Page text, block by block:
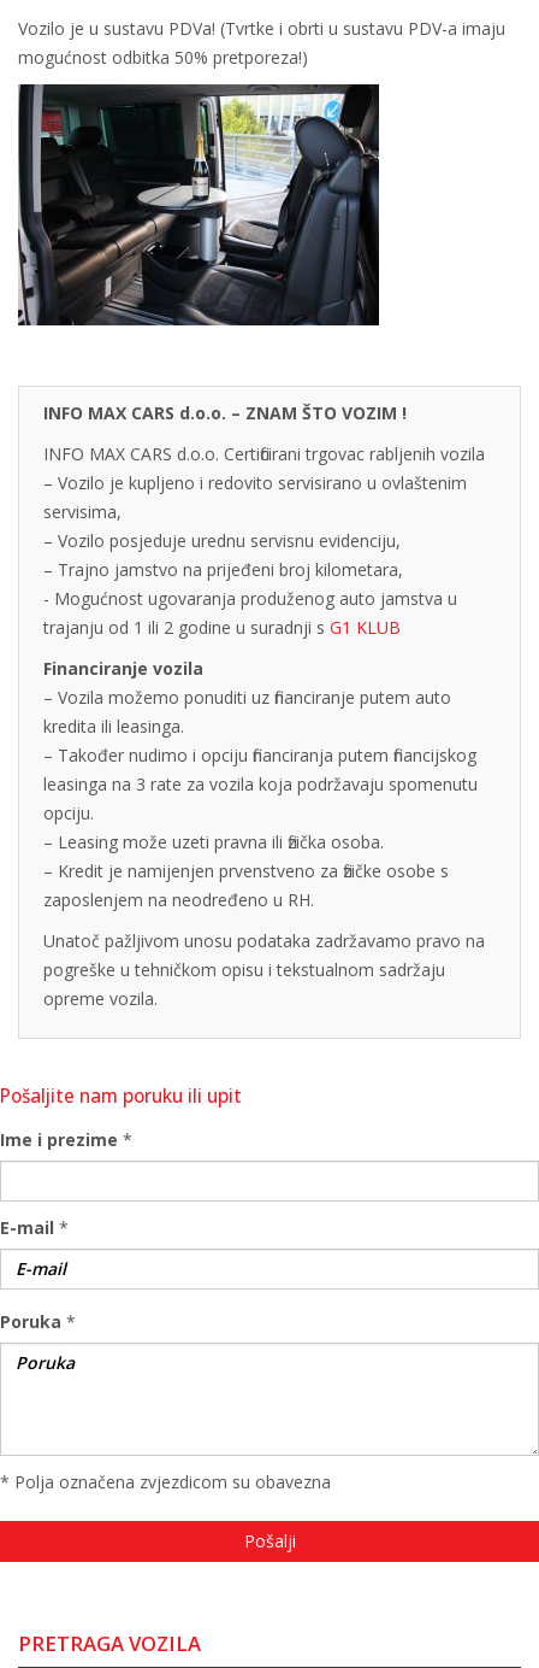
Vozilo je u sustavu PDVa! (Tvrtke i obrti u sustavu PDV-a imaju
mogućnost odbitka 50% pretporeza!)
INFO MAX CARS d.o.o. – ZNAM ŠTO VOZIM !
INFO MAX CARS d.o.o. Certificirani trgovac rabljenih vozila
– Vozilo je kupljeno i redovito servisirano u ovlaštenim
servisima,
– Vozilo posjeduje urednu servisnu evidenciju,
– Trajno jamstvo na prijeđeni broj kilometara,
- Mogućnost ugovaranja produženog auto jamstva u
trajanju od 1 ili 2 godine u suradnji s G1 KLUB
Financiranje vozila
– Vozila možemo ponuditi uz financiranje putem auto
kredita ili leasinga.
– Također nudimo i opciju financiranja putem financijskog
leasinga na 3 rate za vozila koja podržavaju spomenutu
opciju.
– Leasing može uzeti pravna ili fizička osoba.
– Kredit je namijenjen prvenstveno za fizičke osobe s
zaposlenjem na neodređeno u RH.
Unatoč pažljivom unosu podataka zadržavamo pravo na
pogreške u tehničkom opisu i tekstualnom sadržaju
opreme vozila.
Pošaljite nam poruku ili upit
Ime i prezime *
E-mail *
Poruka *
* Polja označena zvjezdicom su obavezna
PRETRAGA VOZILA